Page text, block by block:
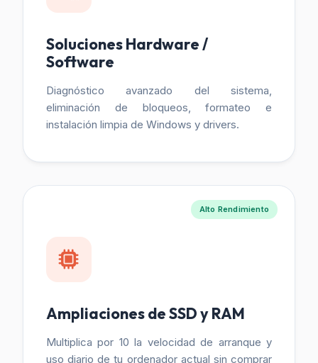
Soluciones Hardware /
Software
Diagnóstico avanzado del sistema,
eliminación de bloqueos, formateo e
instalación limpia de Windows y drivers.
Alto Rendimiento
Ampliaciones de SSD y RAM
Multiplica por 10 la velocidad de arranque y
uso diario de tu ordenador actual sin comprar